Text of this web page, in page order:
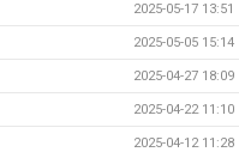
2025-05-17 13:51
2025-05-05 15:14
2025-04-27 18:09
2025-04-22 11:10
2025-04-12 11:28